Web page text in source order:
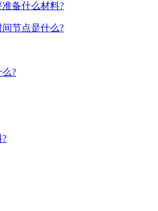
备什么材料?
节点是什么?
?